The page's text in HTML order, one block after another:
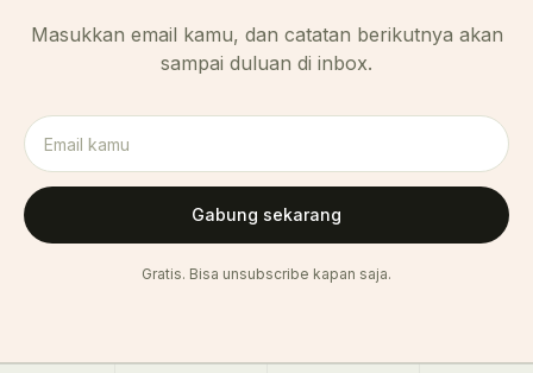
Masukkan email kamu, dan catatan berikutnya akan
sampai duluan di inbox.
Email
Gabung sekarang
Gratis. Bisa unsubscribe kapan saja.